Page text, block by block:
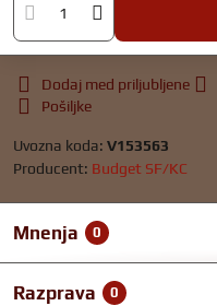
Dodaj med priljubljene
Pošiljke
Uvozna koda: V153563
Producent: Budget SF/KC
Mnenja 0
Razprava 0